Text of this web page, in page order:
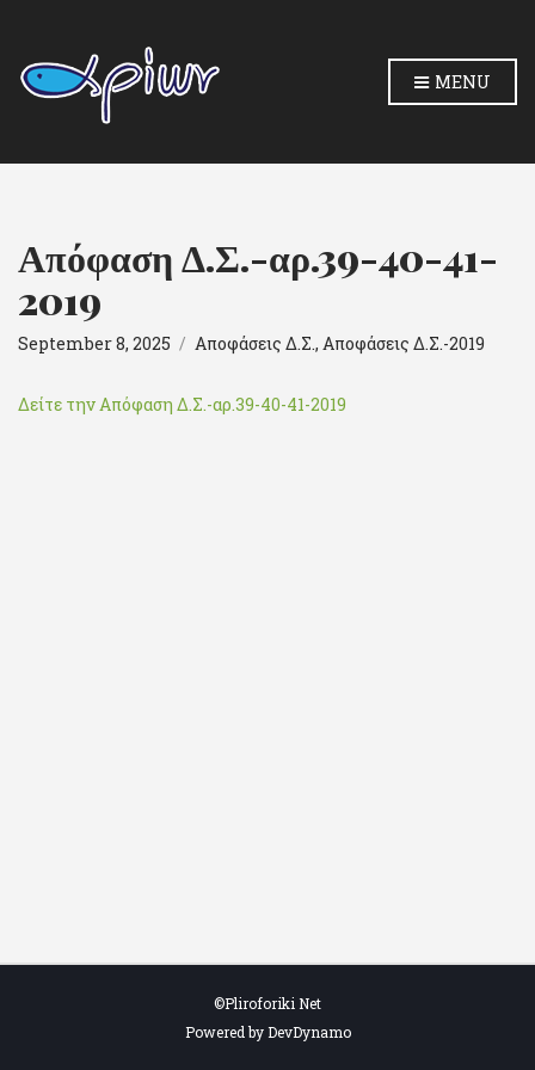
MENU
Απόφαση Δ.Σ.-αρ.39-40-41-
2019
September 8, 2025 Αποφάσεις Δ.Σ., Αποφάσεις Δ.Σ.-2019
Δείτε την Απόφαση Δ.Σ.-αρ.39-40-41-2019
©Pliroforiki Net
Powered by DevDynamo